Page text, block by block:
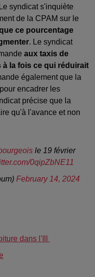
Le syndicat s'inquiète
de la CPAM sur le
ce pourcentage
. Le syndicat
aux taxis de
la fois ce qui réduirait
également que la
encadrer les
précise que la
qu'à l'avance et non
le 19 février
0qipZbNE11
February 14, 2024
dans l'Ill